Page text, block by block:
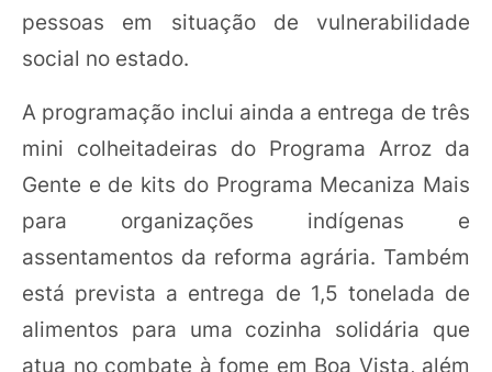
pessoas em situação de vulnerabilidade
social no estado.
A programação inclui ainda a entrega de três
mini colheitadeiras do Programa Arroz da
Gente e de kits do Programa Mecaniza Mais
para organizações indígenas e
assentamentos da reforma agrária. Também
está prevista a entrega de 1,5 tonelada de
alimentos para uma cozinha solidária que
atua no combate à fome em Boa Vista, além